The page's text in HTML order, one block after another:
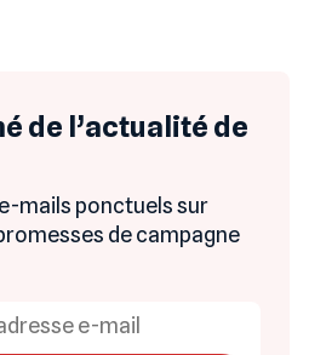
de l’actualité de
mails ponctuels sur
de campagne